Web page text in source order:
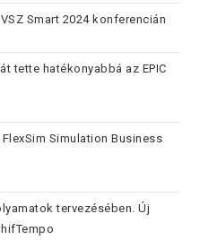
Smart 2024 konferencián
tette hatékonyabbá az EPIC
Simulation Business
tervezésében. Új